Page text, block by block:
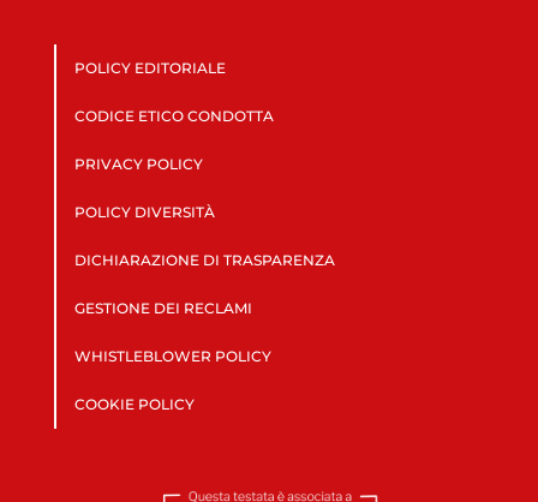
POLICY EDITORIALE
CODICE ETICO CONDOTTA
PRIVACY POLICY
POLICY DIVERSITÀ
DICHIARAZIONE DI TRASPARENZA
GESTIONE DEI RECLAMI
WHISTLEBLOWER POLICY
COOKIE POLICY